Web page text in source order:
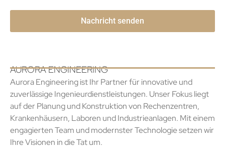
AURORA ENGINEERING
Aurora Engineering ist Ihr Partner für innovative und
zuverlässige Ingenieurdienstleistungen. Unser Fokus liegt
auf der Planung und Konstruktion von Rechenzentren,
Krankenhäusern, Laboren und Industrieanlagen. Mit einem
engagierten Team und modernster Technologie setzen wir
Ihre Visionen in die Tat um.